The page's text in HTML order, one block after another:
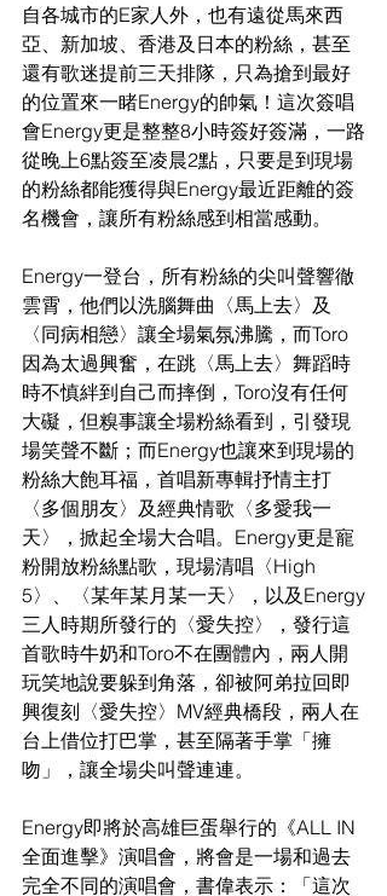
自各城市的E家人外，也有遠從馬來西
亞、新加坡、香港及日本的粉絲，甚至
還有歌迷提前三天排隊，只為搶到最好
的位置來一睹Energy的帥氣！這次簽唱
會Energy更是整整8小時簽好簽滿，一路
從晚上6點簽至凌晨2點，只要是到現場
的粉絲都能獲得與Energy最近距離的簽
名機會，讓所有粉絲感到相當感動。
Energy一登台，所有粉絲的尖叫聲響徹
雲霄，他們以洗腦舞曲〈馬上去〉及
〈同病相戀〉讓全場氣氛沸騰，而Toro
因為太過興奮，在跳〈馬上去〉舞蹈時
時不慎絆到自己而摔倒，Toro沒有任何
大礙，但糗事讓全場粉絲看到，引發現
場笑聲不斷；而Energy也讓來到現場的
粉絲大飽耳福，首唱新專輯抒情主打
〈多個朋友〉及經典情歌〈多愛我一
天〉，掀起全場大合唱。Energy更是寵
粉開放粉絲點歌，現場清唱〈High
5〉、〈某年某月某一天〉，以及Energy
三人時期所發行的〈愛失控〉，發行這
首歌時牛奶和Toro不在團體內，兩人開
玩笑地說要躲到角落，卻被阿弟拉回即
興復刻〈愛失控〉MV經典橋段，兩人在
台上借位打巴掌，甚至隔著手掌「擁
吻」，讓全場尖叫聲連連。
Energy即將於高雄巨蛋舉行的《ALL IN
全面進擊》演唱會，將會是一場和過去
完全不同的演唱會，書偉表示：「這次